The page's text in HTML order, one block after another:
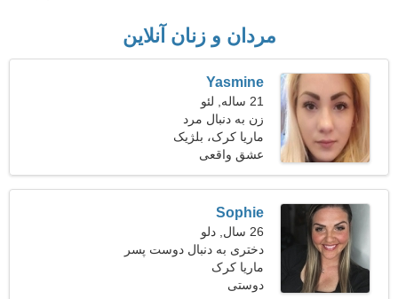
مردان و زنان آنلاین
Yasmine
21 ساله, لئو
زن به دنبال مرد
ماریا کرک، بلژیک
عشق واقعی
Sophie
26 سال, دلو
دختری به دنبال دوست پسر
27-36
ماریا کرک
دوستی